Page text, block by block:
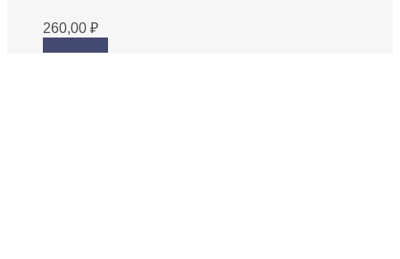
260,00 ₽